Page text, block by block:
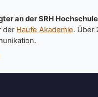
an der SRH
der Haufe Akademie. Über